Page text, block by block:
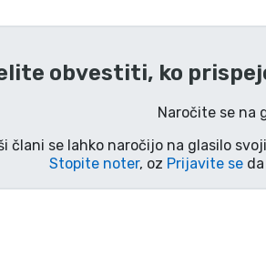
obvestiti, ko
Naročite se na
člani se lahko naročijo na glasilo
Stopite noter, oz Prijavite seda